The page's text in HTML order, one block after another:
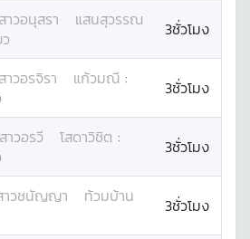
าวอนุสรา
แสนสุวรรณ
3ชั่วโมง
าวอรจิรา แก้วมณี :
3ชั่วโมง
าวอรวี โสดาวิชิต :
3ชั่วโมง
วชนัญญา
ท้วมบ้าน
3ชั่วโมง